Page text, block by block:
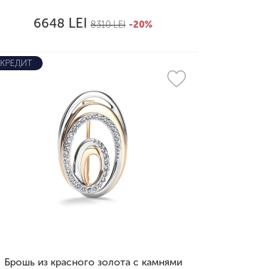
6648 LEI 8310LEI -20%
КРЕДИТ
Брошь из красного золота с камнями